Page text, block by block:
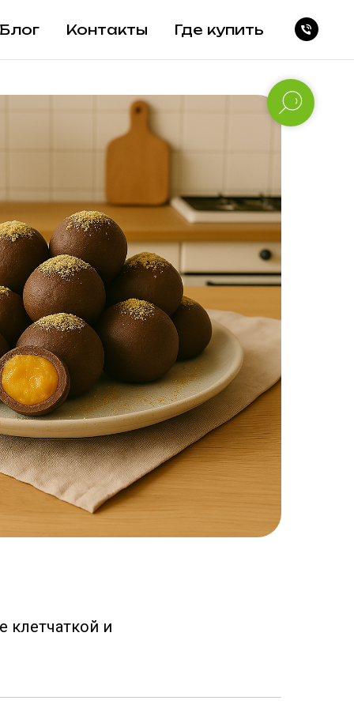
Блог Контакты Где купить
клетчаткой и